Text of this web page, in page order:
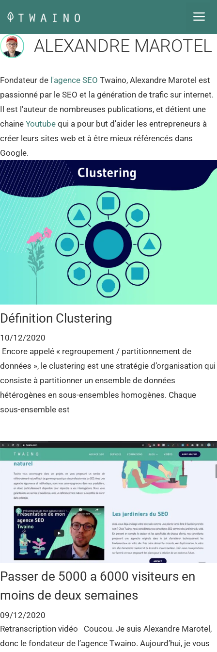
au
contenu ALEXANDRE MAROTEL
Fondateur de l'agence SEO Twaino, Alexandre Marotel est
passionné par le SEO et la génération de trafic sur internet.
Il est l'auteur de nombreuses publications, et détient une
chaine Youtube qui a pour but d'aider les entrepreneurs à
créer leurs sites web et à être mieux référencés dans
Google.
Définition Clustering
10/12/2020
Encore appelé « regroupement / partitionnement de
données », le clustering est une stratégie d’organisation qui
consiste à partitionner un ensemble de données
hétérogènes en sous-ensembles homogènes. Chaque
sous-ensemble est
Passer de 5000 a 6000 visiteurs en
moins de deux semaines
09/12/2020
Retranscription vidéo Coucou. Je suis Alexandre Marotel,
donc le fondateur de l’agence Twaino. Aujourd’hui, je vous